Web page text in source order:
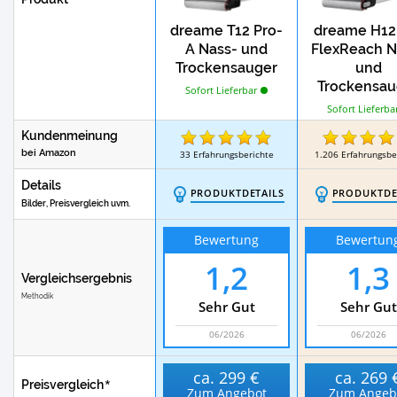
dreame T12 Pro-
A Nass- und
Trockensauger
Sofort Lieferbar
dreame
FlexReach
und
Sofort
Kundenmeinung
bei Amazon 33 Erfahrungsberichte 1.206
Details
Bilder, Preisvergleich uvm.
PRODUKTDETAILS
Vergleichsergebnis
Methodik
Bewertung
1,2
Sehr Gut
06/2026
1,3
Sehr Gut
06/2026
Preisvergleich ca.299 €
Zum Angebot
ca.269
Zum